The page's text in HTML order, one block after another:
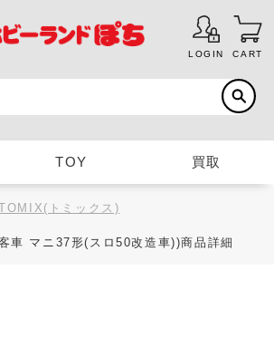
LOGIN CART
TOY 買取
トミックス)
車 マニ37形(スロ50改造車))商品詳細